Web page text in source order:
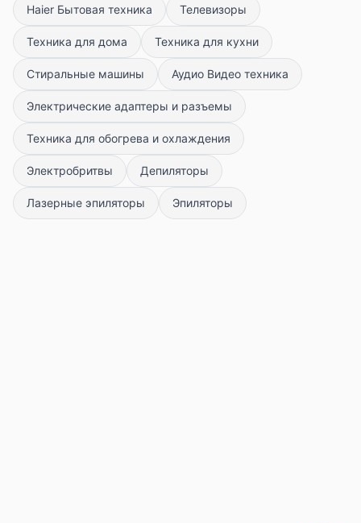
Haier Бытовая техника Телевизоры
Техника для дома Техника для кухни
Стиральные машины Аудио Видео техника
Электрические адаптеры и разъемы
Техника для обогрева и охлаждения
Электробритвы Депиляторы
Лазерные эпиляторы Эпиляторы